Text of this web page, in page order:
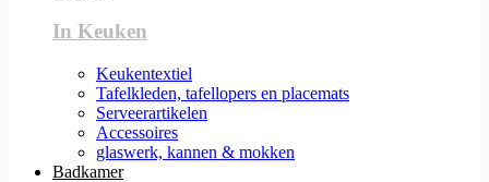
In Keuken
Keukentextiel
Tafelkleden, tafellopers en placemats
Serveerartikelen
Accessoires
glaswerk, kannen & mokken
Badkamer